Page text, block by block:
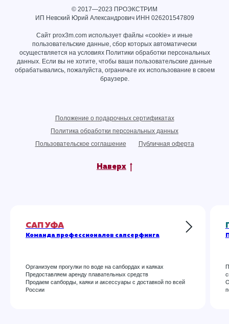
© 2017—2023 ПРОЭКСТРИМ
ИП Невский Юрий Александрович ИНН 026201547809
Сайт prox3m.com использует файлы «cookie» и иные
пользовательские данные, сбор которых автоматически
осуществляется на условиях Политики обработки персональных
данных. Если вы не хотите, чтобы ваши пользовательские данные
обрабатывались, пожалуйста, ограничьте их использование в своем
браузере.
Положение о подарочных сертификатах
Политика обработки персональных данных
Пользовательское соглашение
Публичная оферта
Наверх
САП УФА
Команда профессионалов сапсерфинга
Организуем прогулки по воде на сапбордах и каяках
Предоставляем аренду плавательных средств
Продаем сапборды, каяки и аксессуары с доставкой по всей
России